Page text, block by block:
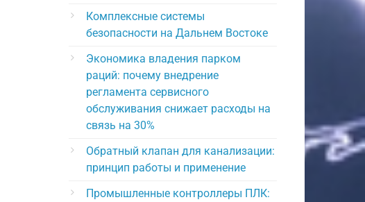
Комплексные системы
безопасности на Дальнем Востоке
Экономика владения парком
раций: почему внедрение
регламента сервисного
обслуживания снижает расходы на
связь на 30%
Обратный клапан для канализации:
принцип работы и применение
Промышленные контроллеры ПЛК: